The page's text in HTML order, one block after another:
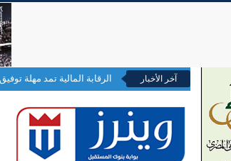
آخر الأخبار الرقابة المالية تمد مهلة